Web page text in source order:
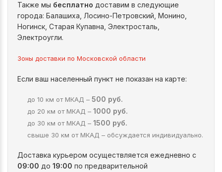
Также мы бесплатно доставим в следующие
города: Балашиха, Лосино-Петровский, Монино,
Ногинск, Старая Купавна, Электросталь,
Электроугли.
Зоны доставки по Московской области
Если ваш населенный пункт не показан на карте:
до 10 км от МКАД – 500 руб.
до 20 км от МКАД – 1000 руб.
до 30 км от МКАД – 1500 руб.
свыше 30 км от МКАД – обсуждается индивидуально.
Доставка курьером осуществляется ежедневно с
09:00 до 19:00 по предварительной